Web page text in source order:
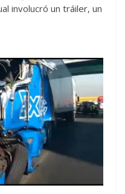
involucró un tráiler, un